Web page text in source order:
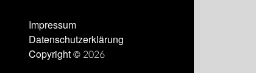
Impressum
Datenschutzerklärung
Copyright © 2026